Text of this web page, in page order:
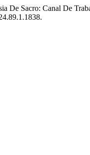
Sacro: Canal De